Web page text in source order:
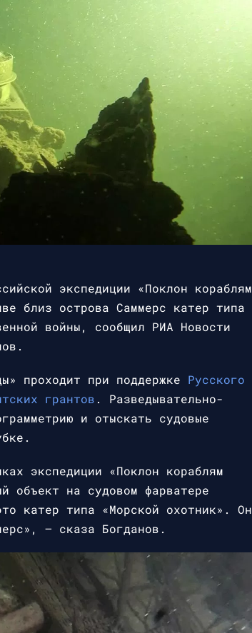
экспедиции «Поклон кораблям
близ острова Саммерс катер типа
войны, сообщил РИА Новости
проходит при поддержке Русского
грантов . Разведывательно-
и отыскать судовые
экспедиции «Поклон кораблям
объект на судовом фарватере
катер типа «Морской охотник». Он
— сказа Богданов.